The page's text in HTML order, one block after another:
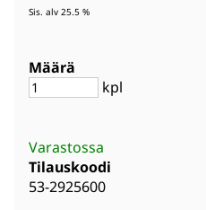
Sis. alv 25.5 %
Määrä
kpl
Varastossa
Tilauskoodi
53-2925600